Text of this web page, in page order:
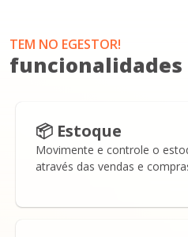
TEM NO EGESTOR!
funcionalidades
📦 Estoque
Movimente e controle o
através das vendas e